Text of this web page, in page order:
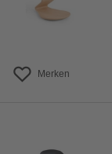
Merken